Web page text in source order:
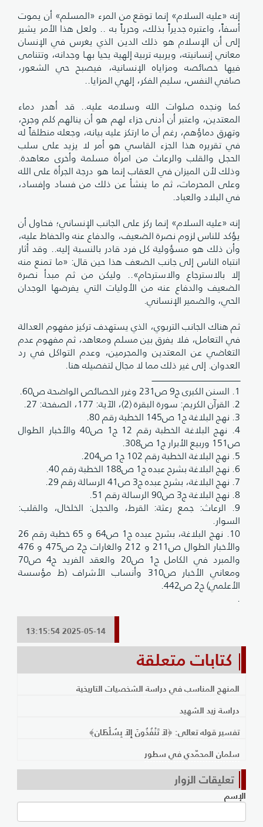
إنه «عليه السلام» إنما توقع من المرء «المسلم» أن يموت
أسفاً، واعتبره جديراً بذلك، وحرياً به .. ولعل هذا الأمر يشير
إلى أن الإسلام هو ذلك الدين الذي يغرس في الإنسان
معاني إنسانيته، ويربيه تربية إلهية يحيا بهـا وجدانه، وتتنامى
فيها خصائصه ومزاياه الإنسانية، فيصبح حي الشعور،
صافي النفس، سليم الفكر، إلهي المزايا..
كما ونجده صلوات الله وسلامه عليه.. قد أهدر دماء
المعتدين، واعتبر أن أدنى جزاء لهم هو أن ينالهم كلم وجرح،
وتهرق دماؤهم، رغم أن ما ارتكز عليه بيانه، وجعله منطلقاً له
في تقريره هذا الجزء القاسي هو أمر لا يزيد على سلب
الحجل والقلب والرعاث من امرأة مسلمة وأخرى معاهدة.
وذلك لأن الميزان في العقاب إنما هو درجة الجرأة على الله
وعلى المحرمات، ثم ما ينشأ عن ذلك من فساد وإفساد،
في البلاد والعباد.
إنه «عليه السلام» إنما ركز على الجانب الإنساني؛ فحاول أن
يؤكد للناس لزوم نصرة الضعيف، والدفاع عنه والحفاظ عليه،
وأن ذلك هو مسؤولية كل فرد قادر بالنسبة إليه.. وقد أثار
انتباه الناس إلى جانب الضعف هذا حين قال: «ما تمنع منه
إلا بالاسترجاع والاسترحام».. وليكن من ثم مبدأ نصرة
الضعيف والدفاع عنه من الأوليات التي يفرضها الوجدان
الحي، والضمير الإنساني.
ثم هناك الجانب التربوي، الذي يستهدف تركيز مفهوم العدالة
في التعامل، فلا يفرق بين مسلم ومعاهد، ثم مفهوم عدم
التغاضي عن المعتدين والمجرمين، وعدم التواكل في رد
العدوان. إلى غير ذلك مما لا مجال لتفصيله هنا.
ـــــــــــــــــــــــــــــــــــــــــــــــــــــــــــــــــــــــــــ
1. السنن الكبرى ج9 ص231 وغرر الخصائص الواضحة ص60.
2. القرآن الكريم: سورة البقرة (2)، الآية: 177، الصفحة: 27.
3. نهج البلاغة ج1 ص145 الخطبة رقم 80.
4. نهج البلاغة الخطبة رقم 12 ج1 ص40 والأخبار الطوال
ص151 وربيع الأبرار ج1 ص308.
5. نهج البلاغة الخطبة رقم 102 ج1 ص204.
6. نهج البلاغة بشرح عبده ج1 ص188 الخطبة رقم 40.
7. نهج البلاغة، بشرح عبده ج3 ص41 الرسالة رقم 29.
8. نهج البلاغة ج3 ص90 الرسالة رقم 51.
9. الرعاث: جمع رعثة: القرط، والحجل: الخلخال، والقلب:
السوار.
10. نهج البلاغة، بشرح عبده ج1 ص64 و 65 خطبة رقم 26
والأخبار الطوال ص211 و 212 والغارات ج2 ص475 و 476
والمبرد في الكامل ج1 ص20 والعقد الفريد ج4 ص70
ومعاني الأخبار ص310 وأنساب الأشراف (ط مؤسسة
الأعلمي) ج2 ص442.
.
2025-05-14 13:15:54
كتابات متعلقة
المنهج المناسب في دراسة الشخصيات التاريخية
​دراسة زيد الشهيد
تفسير قوله تعالى: ﴿لاَ تَنْفُذُونَ إِلاَ بِسُلْطَان﴾
سلمان المحمّدي في سطور
تعليقات الزوار
الإسم